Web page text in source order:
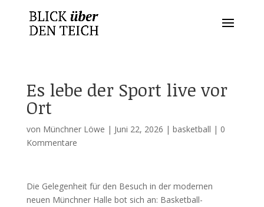
Es lebe der Sport live vor
Ort
von Münchner Löwe | Juni 22, 2026 | basketball | 0
Kommentare
Die Gelegenheit für den Besuch in der modernen
neuen Münchner Halle bot sich an: Basketball-